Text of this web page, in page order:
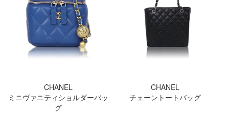
CHANEL
ミニヴァニティショルダーバッ
グ
CHANEL
チェーントートバッグ